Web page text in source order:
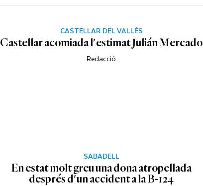
CASTELLAR DEL VALLÈS
Castellar acomiada l'estimat Julián Mercado
Redacció
SABADELL
En estat molt greu una dona atropellada
després d'un accident a la B-124